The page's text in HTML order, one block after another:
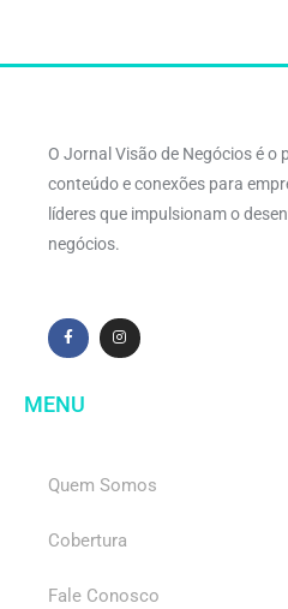
O Jornal Visão de Negócios é o
conteúdo e conexões para
líderes que impulsionam o
negócios.
MENU
Quem Somos
Cobertura
Fale Conosco